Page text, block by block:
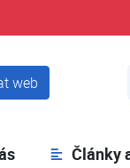
web
Články